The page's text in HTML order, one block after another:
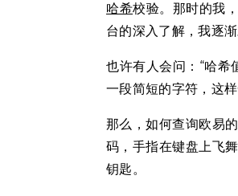
哈希校验。那时的我
台的深入了解，我逐
也许有人会问：“哈希
一段简短的字符，这
那么，如何查询欧易
码，手指在键盘上飞
钥匙。